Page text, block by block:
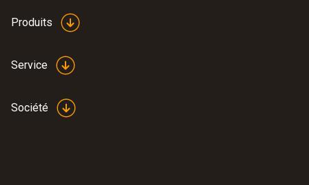
Produits
Service
Société